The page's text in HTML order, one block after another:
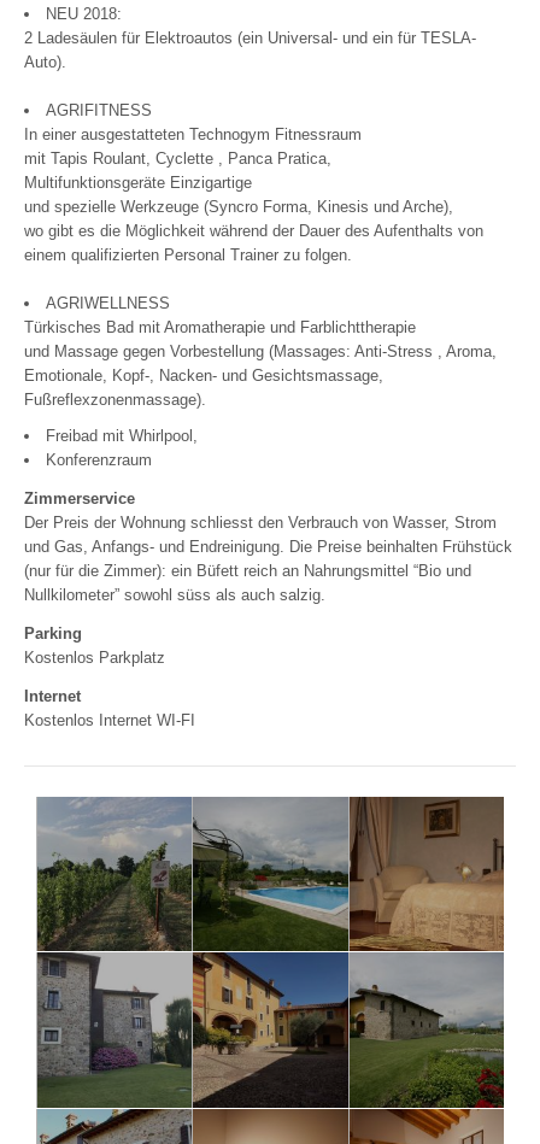
NEU 2018:
2 Ladesäulen für Elektroautos (ein Universal- und ein für TESLA-
Auto).
AGRIFITNESS
In einer ausgestatteten Technogym Fitnessraum
mit Tapis Roulant, Cyclette , Panca Pratica,
Multifunktionsgeräte Einzigartige
und spezielle Werkzeuge (Syncro Forma, Kinesis und Arche),
wo gibt es die Möglichkeit während der Dauer des Aufenthalts von
einem qualifizierten Personal Trainer zu folgen.
AGRIWELLNESS
Türkisches Bad mit Aromatherapie und Farblichttherapie
und Massage gegen Vorbestellung (Massages: Anti-Stress , Aroma,
Emotionale, Kopf-, Nacken- und Gesichtsmassage,
Fußreflexzonenmassage).
Freibad mit Whirlpool,
Konferenzraum
Zimmerservice
Der Preis der Wohnung schliesst den Verbrauch von Wasser, Strom
und Gas, Anfangs- und Endreinigung. Die Preise beinhalten Frühstück
(nur für die Zimmer): ein Büfett reich an Nahrungsmittel “Bio und
Nullkilometer” sowohl süss als auch salzig.
Parking
Kostenlos Parkplatz
Internet
Kostenlos Internet WI-FI